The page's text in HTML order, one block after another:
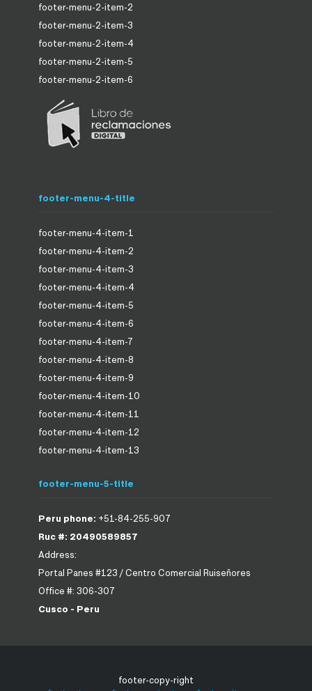
footer-menu-2-item-2
footer-menu-2-item-3
footer-menu-2-item-4
footer-menu-2-item-5
footer-menu-2-item-6
footer-menu-4-title
footer-menu-4-item-1
footer-menu-4-item-2
footer-menu-4-item-3
footer-menu-4-item-4
footer-menu-4-item-5
footer-menu-4-item-6
footer-menu-4-item-7
footer-menu-4-item-8
footer-menu-4-item-9
footer-menu-4-item-10
footer-menu-4-item-11
footer-menu-4-item-12
footer-menu-4-item-13
footer-menu-5-title
Peru phone: +51-84-255-907
Ruc #: 20490589857
Address:
Portal Panes #123 / Centro Comercial Ruiseñores
Office #: 306-307
Cusco - Peru
footer-copy-right